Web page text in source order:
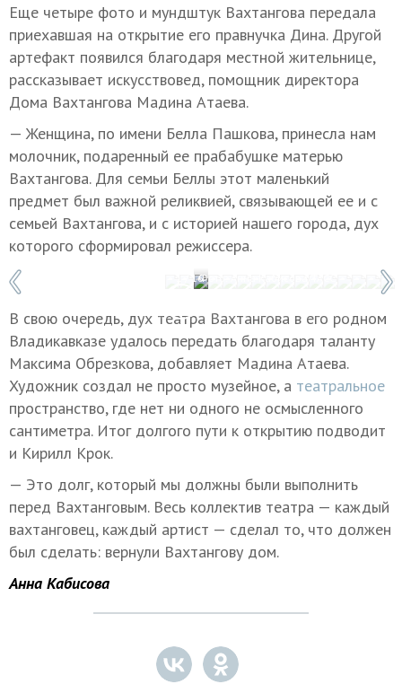
Еще четыре фото и мундштук Вахтангова передала
приехавшая на открытие его правнучка Дина. Другой
артефакт появился благодаря местной жительнице,
рассказывает искусствовед, помощник директора
Дома Вахтангова Мадина Атаева.
— Женщина, по имени Белла Пашкова, принесла нам
молочник, подаренный ее прабабушке матерью
Вахтангова. Для семьи Беллы этот маленький
предмет был важной реликвией, связывающей ее и с
семьей Вахтангова, и с историей нашего города, дух
которого сформировал режиссера.
Фото: Анна Кабисова/ТАСС
1 / 16
В свою очередь, дух театра Вахтангова в его родном
Владикавказе удалось передать благодаря таланту
Максима Обрезкова, добавляет Мадина Атаева.
Художник создал не просто музейное, а театральное
пространство, где нет ни одного не осмысленного
сантиметра. Итог долгого пути к открытию подводит
и Кирилл Крок.
— Это долг, который мы должны были выполнить
перед Вахтанговым. Весь коллектив театра — каждый
вахтанговец, каждый артист — сделал то, что должен
был сделать: вернули Вахтангову дом.
Анна Кабисова